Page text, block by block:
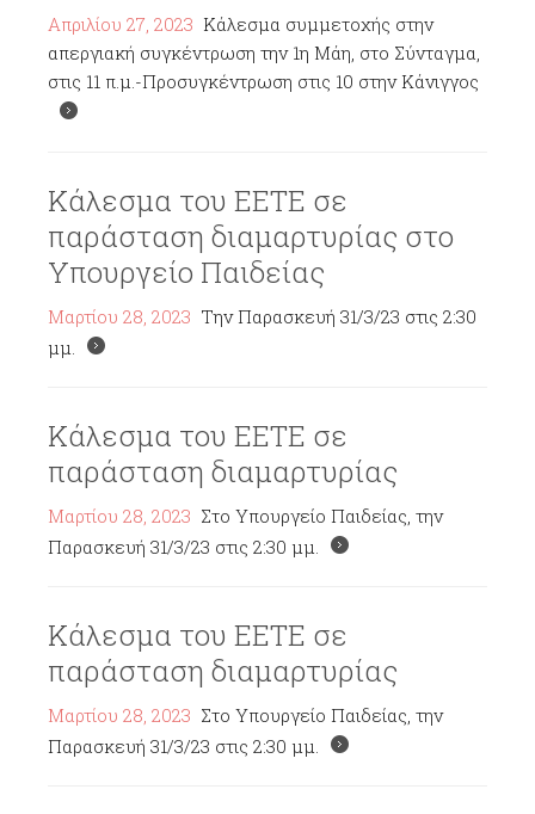
Απριλίου 27, 2023 Κάλεσμα συμμετοχής στην
απεργιακή συγκέντρωση την 1η Μάη, στο Σύνταγμα,
στις 11 π.μ.-Προσυγκέντρωση στις 10 στην Κάνιγγος
Κάλεσμα του ΕΕΤΕ σε
παράσταση διαμαρτυρίας στο
Υπουργείο Παιδείας
Μαρτίου 28, 2023 Την Παρασκευή 31/3/23 στις 2:30
μμ.
Κάλεσμα του ΕΕΤΕ σε
παράσταση διαμαρτυρίας
Μαρτίου 28, 2023 Στο Υπουργείο Παιδείας, την
Παρασκευή 31/3/23 στις 2:30 μμ.
Κάλεσμα του ΕΕΤΕ σε
παράσταση διαμαρτυρίας
Μαρτίου 28, 2023 Στο Υπουργείο Παιδείας, την
Παρασκευή 31/3/23 στις 2:30 μμ.